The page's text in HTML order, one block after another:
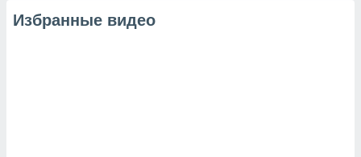
Избранные видео